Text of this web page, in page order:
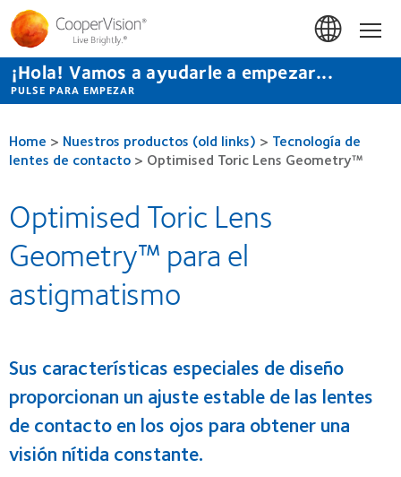
Pasar
contenido
principal
¡Hola! Vamos a ayudarle a empezar...
PULSE PARA EMPEZAR
Home > Nuestros productos (old links) > Tecnología de
lentes de contacto > Optimised Toric Lens Geometry™
Optimised Toric Lens
Geometry™ para el
astigmatismo
Sus características especiales de diseño
proporcionan un ajuste estable de las lentes
de contacto en los ojos para obtener una
visión nítida constante.